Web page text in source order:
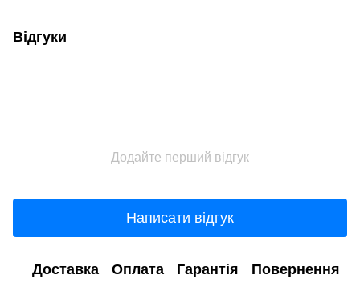
Відгуки
Додайте перший відгук
Написати відгук
Доставка Оплата Гарантія Повернення